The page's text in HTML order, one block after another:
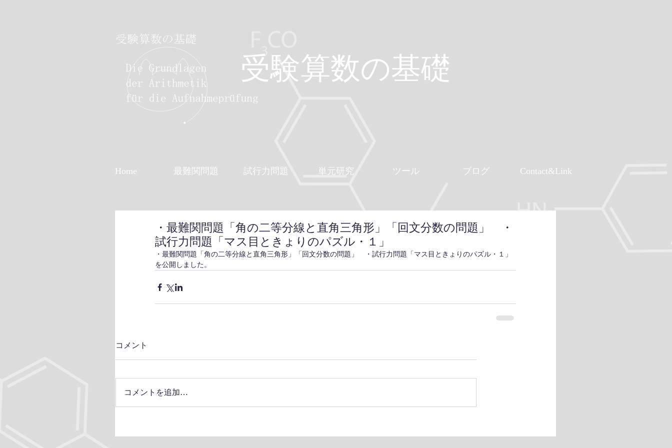
受験算数の基礎
Home 最難関問題 試行力問題 単元研究 ツール ブログ Contact&Link
・最難関問題「角の二等分線と直角三角形」「回文分数の問題」 ・
試行力問題「マス目ときょりのパズル・１」
・最難関問題「角の二等分線と直角三角形」「回文分数の問題」　・試行力問題「マス目ときょりのパズル・１」
を公開しました。
コメント
コメントを追加…